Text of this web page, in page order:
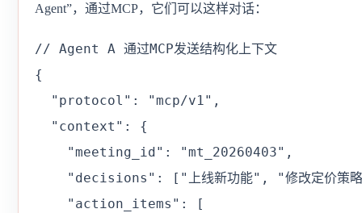
Agent”，通过MCP，它们可以这样对话：
// Agent A 通过MCP发送结构化上下文
{
  "protocol": "mcp/v1",
  "context": {
    "meeting_id": "mt_20260403",
"decisions": ["上线新功能", "修改定价策
    "action_items": [